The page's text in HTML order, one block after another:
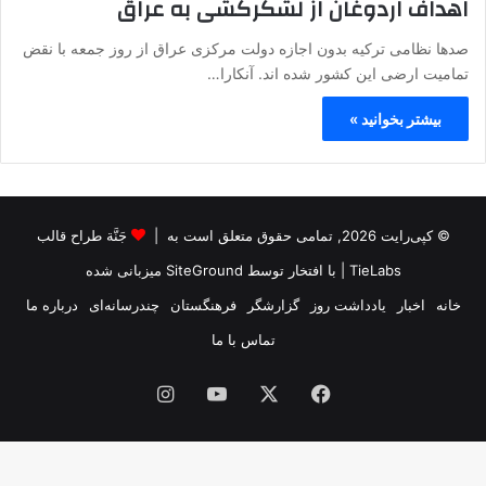
اهداف اردوغان از لشکرکشی به عراق
صدها نظامی ترکیه بدون اجازه دولت مرکزی عراق از روز جمعه با نقض
تمامیت ارضی این کشور شده اند. آنکارا…
بیشتر بخوانید »
© کپی‌رایت 2026, تمامی حقوق متعلق است به |
جَنَّة طراح قالب
TieLabs | با افتخار توسط SiteGround میزبانی شده
خانه
اخبار یادداشت روز گزارشگر فرهنگستان چندرسانه‌ای
درباره ما
تماس با ما
فیس
بوک
یوتیوب